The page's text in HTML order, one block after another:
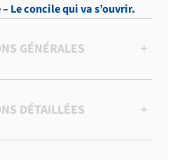
Le concile qui va s’ouvrir.
GÉNÉRALES +
DÉTAILLÉES +